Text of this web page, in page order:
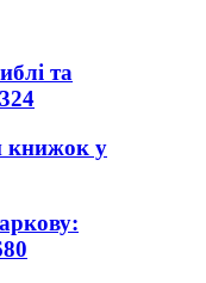
та
книжок у